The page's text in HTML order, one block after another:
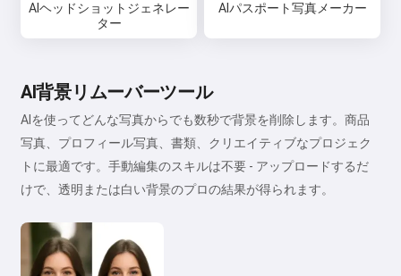
AIヘッドショットジェネレー
ター
AIパスポート写真メーカー
AI背景リムーバーツール
AIを使ってどんな写真からでも数秒で背景を削除します。商品
写真、プロフィール写真、書類、クリエイティブなプロジェク
トに最適です。手動編集のスキルは不要 - アップロードするだ
けで、透明または白い背景のプロの結果が得られます。